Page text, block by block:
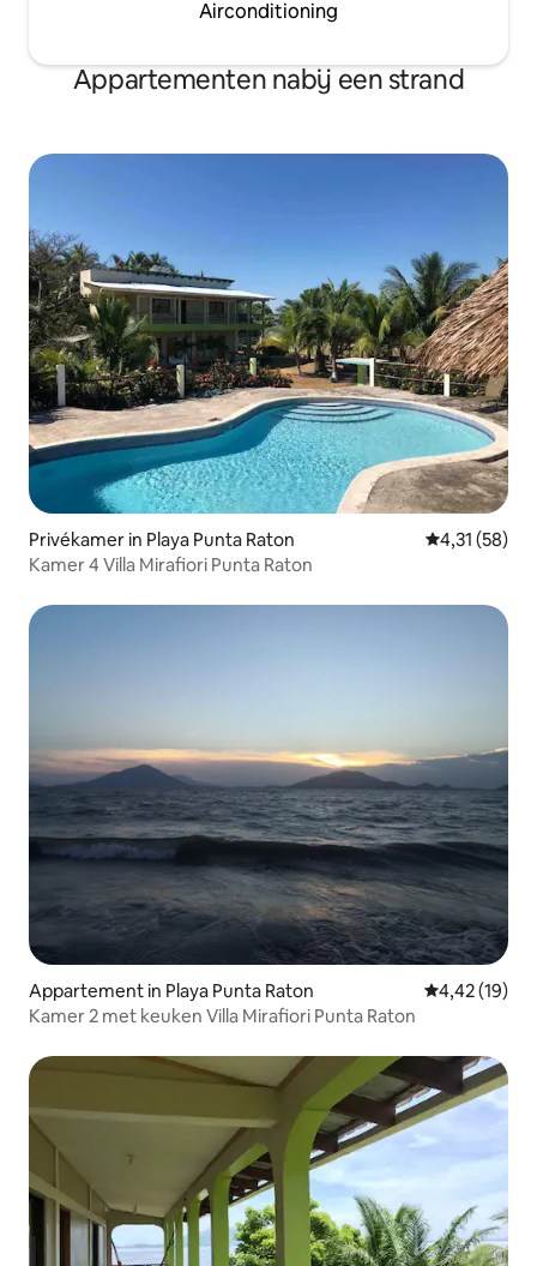
Airconditioning
Appartementen nabij een strand
Privékamer in Playa Punta Raton Gemiddelde
4,31 (58)
Kamer 4 Villa Mirafiori Punta Raton
Appartement in Playa Punta Raton Gemiddelde
4,42 (19)
Kamer 2 met keuken Villa Mirafiori Punta Raton